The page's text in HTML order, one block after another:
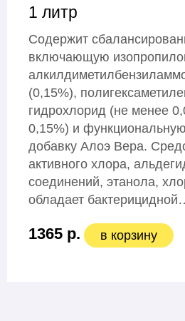
1 литр
Содержит
включающую
(0,15%),
гидрохлорид (не менее
0,15%) и
добавку Алоэ Вера.
активного хлора,
соединений, этанола,
обладает
1365 р. в корзину